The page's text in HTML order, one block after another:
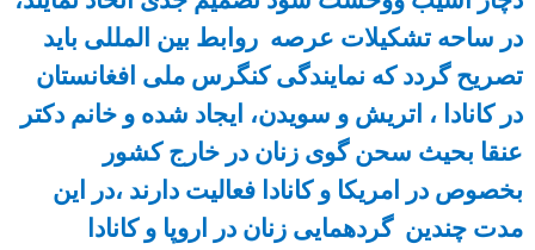
در ساحه تشکیلات عرصه روابط بین المللی باید
تصریح گردد که نمایندگی کنگرس ملی افغانستان
در کانادا ، اتریش و سویدن، ایجاد شده و خانم دکتر
عنقا بحیث سحن گوی زنان در خارج کشور
بخصوص در امریکا و کانادا فعالیت دارند ،در این
مدت چندین گردهمایی زنان در اروپا و کانادا